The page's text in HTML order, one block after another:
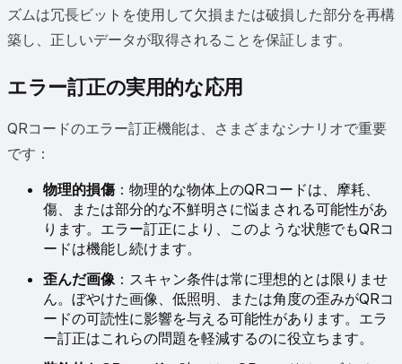
ズムは冗長ビットを使用して欠損または破損した部分を再構
築し、正しいデータが取得されることを保証します。
エラー訂正の実用的な応用
QRコードのエラー訂正機能は、さまざまなシナリオで重要
です：
物理的損傷：物理的な物体上のQRコードは、摩耗、
傷、または部分的な不鮮明さに悩まされる可能性があ
ります。エラー訂正により、このような状態でもQRコ
ードは機能し続けます。
歪んだ画像：スキャン条件は常に理想的とは限りませ
ん。ぼやけた画像、低照明、または角度の歪みがQRコ
ードの可読性に影響を与える可能性があります。エラ
ー訂正はこれらの問題を軽減するのに役立ちます。